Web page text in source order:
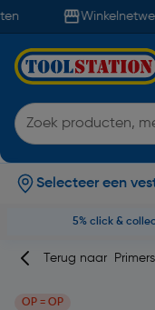
Selecteer een
5% click &
Terug naar Primers
OP = OP